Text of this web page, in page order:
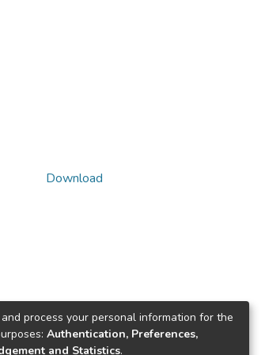
Download
process your personal information for the
Authentication, Preferences,
and Statistics.